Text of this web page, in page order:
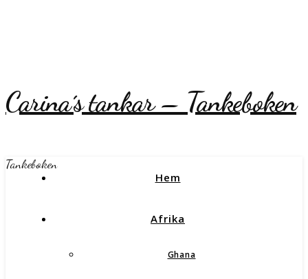
Carina´s tankar – Tankeboken
Tankeboken
Hem
Afrika
Ghana